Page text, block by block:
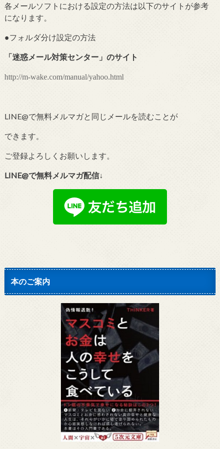
各メールソフトにおける設定の方法は以下のサイトが参考
になります。
●フォルダ分け設定の方法
「迷惑メール対策センター」のサイト
http://m-wake.com/manual/yahoo.html
LINE@で無料メルマガと同じメールを読むことが
できます。
ご登録よろしくお願いします。
LINE@で無料メルマガ配信↓
本のご案内